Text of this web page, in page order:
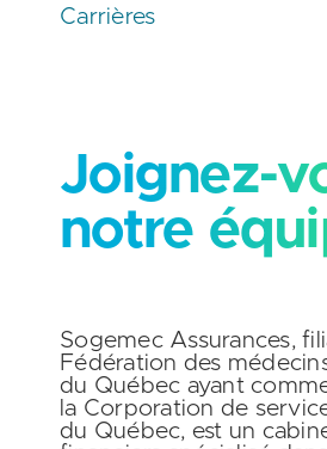
Carrières
Joignez-
notre
Sogemec Assurances,
Fédération des
du Québec ayant
la Corporation de
du Québec, est un